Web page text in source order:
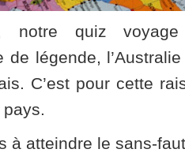
notre quiz
de légende,
C’est pour cette
à atteindre le sans-